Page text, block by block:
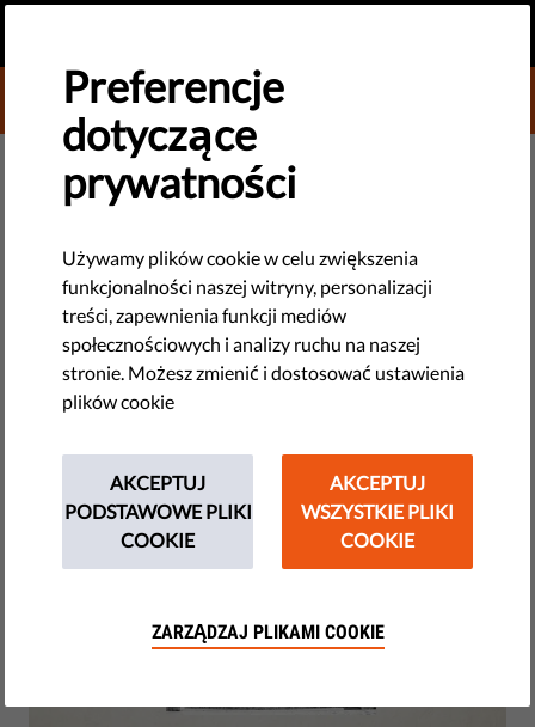
DONATE TO LIBERTIES
DEMOKRACJA I SPRAWIEDLIWOŚĆ
14 filarów demokracji
Co czyni demokrację demokracją? Poniżej prezentujemy 14
filarów, które definiują i wspierają demokratyczne
społeczeństwo.
by Jonathan Day
Preferencje
dotyczące
prywatności
Używamy plików cookie w celu zwiększenia
funkcjonalności naszej witryny, personalizacji
treści, zapewnienia funkcji mediów
społecznościowych i analizy ruchu na naszej
stronie. Możesz zmienić i dostosować ustawienia
plików cookie
AKCEPTUJ
PODSTAWOWE PLIKI
COOKIE
AKCEPTUJ
WSZYSTKIE PLIKI
COOKIE
ZARZĄDZAJ PLIKAMI COOKIE